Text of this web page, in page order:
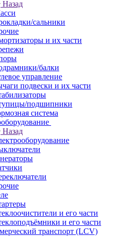
Назад
сальники
и их части
балки
управление
подвески и их части
подшипники
система
Назад
и его части
и его части
транспорт (LCV)